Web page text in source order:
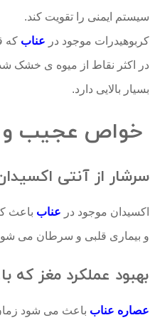
سیستم ایمنی را تقویت کند.
کربوهیدرات موجود در عناب که
در اکثر نقاط از میوه ی خشک
بسیار بالایی دارد.
خواص عجیب و
سرشار از آنتی
اکسیدان موجود در عناب باعث
و بیماری قلبی و سرطان می
بهبود عملکرد مغز که
عصاره عناب باعث می شود